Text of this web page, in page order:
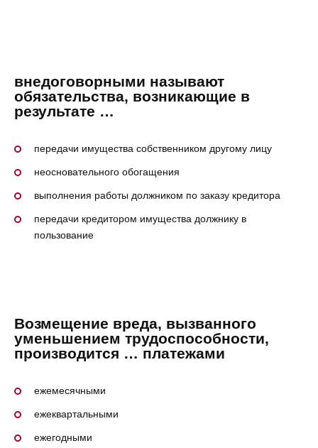
внедоговорными называют
обязательства, возникающие в
результате …
передачи имущества собственником другому лицу
неосновательного обогащения
выполнения работы должником по заказу кредитора
передачи кредитором имущества должнику в
пользование
Возмещение вреда, вызванного
уменьшением трудоспособности,
производится … платежами
ежемесячными
ежеквартальными
ежегодными